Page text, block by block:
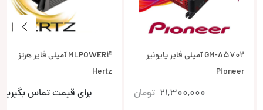
GM-A5702 آمپلی فایر پایونیر
Pioneer
21,300,000 تومان
MLPOWER4 آمپلی فایر هرتز
Hertz
برای قیمت تماس بگیرید